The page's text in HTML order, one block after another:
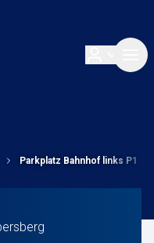
Parkplatz Bahnhof links P1